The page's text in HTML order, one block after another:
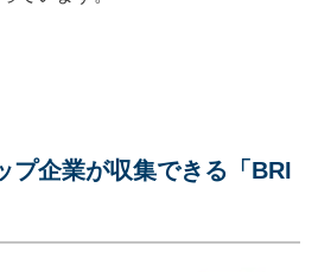
プ企業が収集できる「BRI